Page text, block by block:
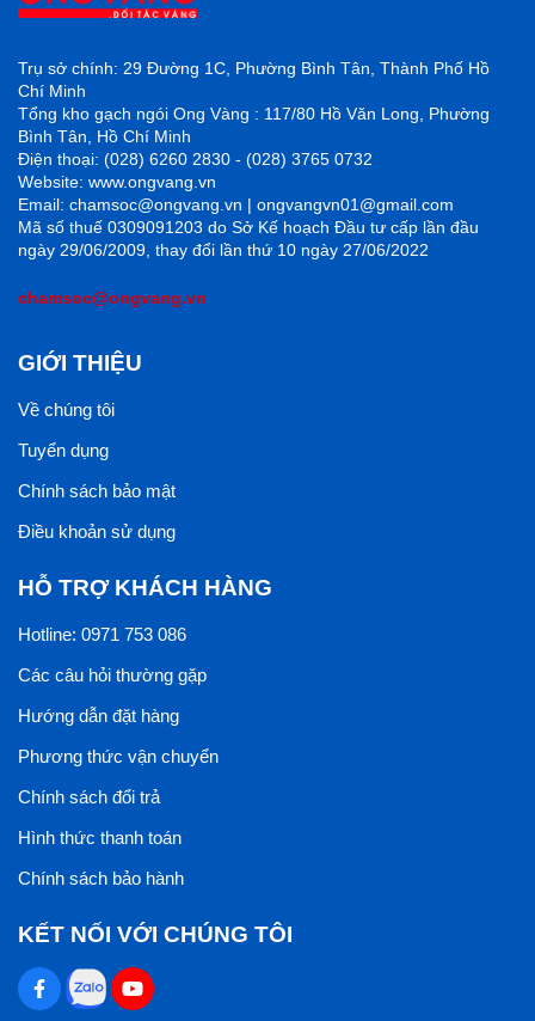
Trụ sở chính: 29 Đường 1C, Phường Bình Tân, Thành Phố Hồ
Chí Minh
Tổng kho gạch ngói Ong Vàng : 117/80 Hồ Văn Long, Phường
Bình Tân, Hồ Chí Minh
Điện thoại: (028) 6260 2830 - (028) 3765 0732
Website: www.ongvang.vn
Email: chamsoc@ongvang.vn | ongvangvn01@gmail.com
Mã số thuế 0309091203 do Sở Kế hoạch Đầu tư cấp lần đầu
ngày 29/06/2009, thay đổi lần thứ 10 ngày 27/06/2022
chamsoc@ongvang.vn
GIỚI THIỆU
Về chúng tôi
Tuyển dụng
Chính sách bảo mật
Điều khoản sử dụng
HỖ TRỢ KHÁCH HÀNG
Hotline: 0971 753 086
Các câu hỏi thường gặp
Hướng dẫn đặt hàng
Phương thức vận chuyển
Chính sách đổi trả
Hình thức thanh toán
Chính sách bảo hành
KẾT NỐI VỚI CHÚNG TÔI